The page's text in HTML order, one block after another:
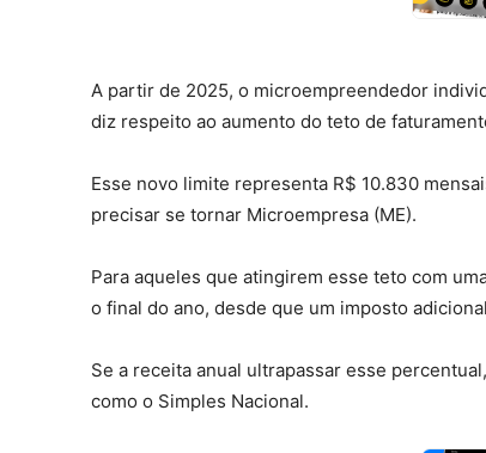
A partir de 2025, o microempreendedor
diz respeito ao aumento do teto de
Esse novo limite representa R$ 10.830
precisar se tornar Microempresa (ME).
Para aqueles que atingirem esse teto com
o final do ano, desde que um imposto
Se a receita anual ultrapassar esse
como o Simples Nacional.